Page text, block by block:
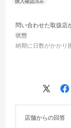
問い合わせた取扱店
状態
納期に日数がかかり
配送状態も全体に
剥がす手間がありま
大変なのと跡がのこ
店舗からの回答